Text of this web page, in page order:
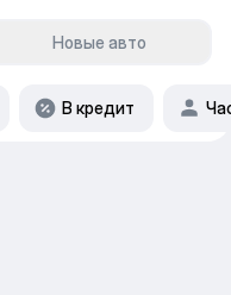
Новые авто
В кредит